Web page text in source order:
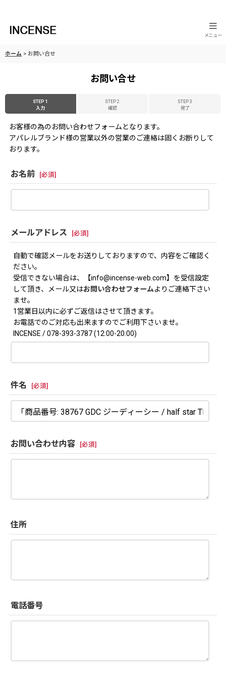
メニュー
ホーム > お問い合せ
お問い合せ
STEP 1
入力
STEP 2
確認
STEP 3
完了
お客様の為のお問い合わせフォームとなります。
アパレルブランド様の営業以外の営業のご連絡は固くお断りして
おります。
お名前 [必須]
メールアドレス [必須]
自動で確認メールをお送りしておりますので、内容をご確認く
ださい。
受信できない場合は、【info@incense-web.com】を受信設定
して頂き、メール又はお問い合わせフォームよりご連絡下さい
ませ。
1営業日以内に必ずご返信はさせて頂きます。
お電話でのご対応も出来ますのでご利用下さいませ。
INCENSE / 078-393-3787 (12:00-20:00)
件名 [必須]
お問い合わせ内容 [必須]
住所
電話番号